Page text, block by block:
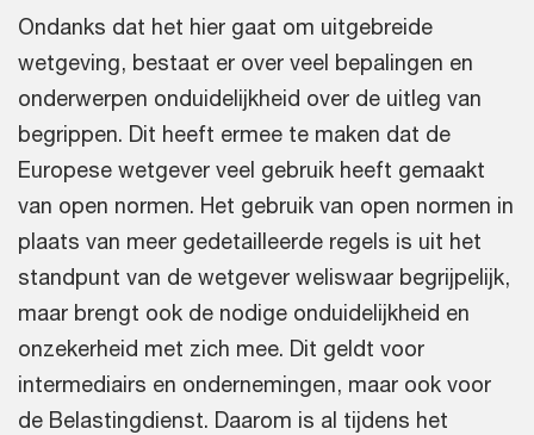
Ondanks dat het hier gaat om uitgebreide
wetgeving, bestaat er over veel bepalingen en
onderwerpen onduidelijkheid over de uitleg van
begrippen. Dit heeft ermee te maken dat de
Europese wetgever veel gebruik heeft gemaakt
van open normen. Het gebruik van open normen in
plaats van meer gedetailleerde regels is uit het
standpunt van de wetgever weliswaar begrijpelijk,
maar brengt ook de nodige onduidelijkheid en
onzekerheid met zich mee. Dit geldt voor
intermediairs en ondernemingen, maar ook voor
de Belastingdienst. Daarom is al tijdens het